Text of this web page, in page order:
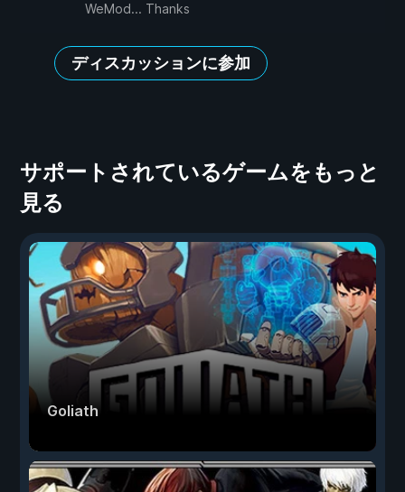
WeMod... Thanks
ディスカッションに参加
サポートされているゲームをもっと
見る
Goliath